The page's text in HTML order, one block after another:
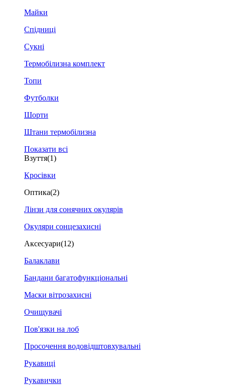
Майки
Спідниці
Сукні
Термобілизна комплект
Топи
Футболки
Шорти
Штани термобілизна
Показати всі
Взуття(1)
Кросівки
Оптика(2)
Лінзи для сонячних окулярів
Окуляри сонцезахисні
Аксесуари(12)
Балаклави
Бандани багатофункціональні
Маски вітрозахисні
Очищувачі
Пов'язки на лоб
Просочення водовідштовхувальні
Рукавиці
Рукавички